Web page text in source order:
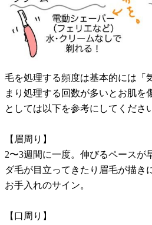
毛を処理する頻度は基本的には「
まり処理する回数が多いとお肌を
としては以下を参考にしてくださ
【眉周り】
2〜3週間に一度。伸びるペースが
ダ毛が目立ってきたり眉毛が描き
お手入れのサイン。
【口周り】